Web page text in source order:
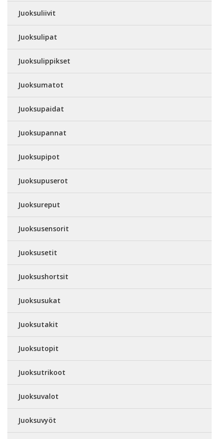
Juoksuliivit
Juoksulipat
Juoksulippikset
Juoksumatot
Juoksupaidat
Juoksupannat
Juoksupipot
Juoksupuserot
Juoksureput
Juoksusensorit
Juoksusetit
Juoksushortsit
Juoksusukat
Juoksutakit
Juoksutopit
Juoksutrikoot
Juoksuvalot
Juoksuvyöt